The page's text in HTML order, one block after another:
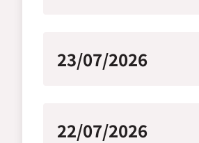
23/07/2026
22/07/2026